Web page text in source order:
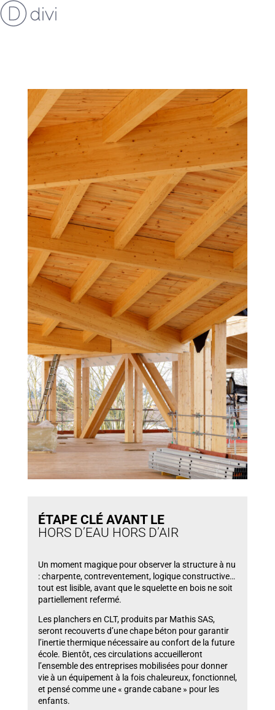
ÉTAPE CLÉ AVANT LE
HORS D’EAU HORS D’AIR
Un moment magique pour observer la structure à nu
: charpente, contreventement, logique constructive…
tout est lisible, avant que le squelette en bois ne soit
partiellement refermé.
Les planchers en CLT, produits par Mathis SAS,
seront recouverts d’une chape béton pour garantir
l’inertie thermique nécessaire au confort de la future
école. Bientôt, ces circulations accueilleront
l’ensemble des entreprises mobilisées pour donner
vie à un équipement à la fois chaleureux, fonctionnel,
et pensé comme une « grande cabane » pour les
enfants.